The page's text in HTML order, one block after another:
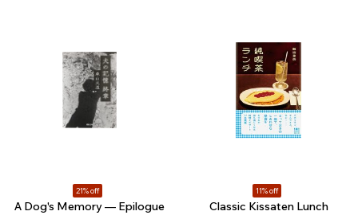
21% off
A Dog's Memory — Epilogue
11% off
Classic Kissaten Lunch